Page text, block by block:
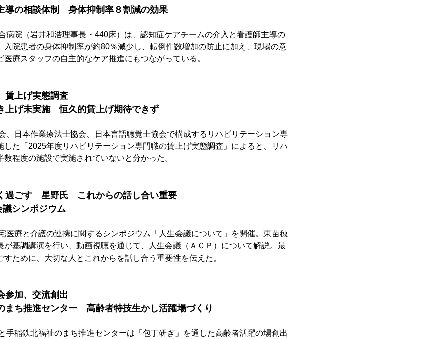
導の相談体制　身体抑制率８割減の効果
院（岩井和浩理事長・440床）は、認知症ケアチームの介入と看護師主導の
入院患者の身体抑制率が約80％減少し、転倒件数増加の防止に加え、現場の意
療スタッフの自主的なケア推進にもつながっている。
賃上げ実態調査
上げ未実施　恒久的賃上げ期待できず
日本作業療法士協会、日本言語聴覚士協会で構成するリハビリテーション専
した「2025年度リハビリテーション専門職の賃上げ実態調査」によると、リハ
程度の施設で実施されていないと分かった。
過ごす　星野氏　これからの話し合い重要
シンポジウム
療と介護の連携に関するシンポジウム「人生会議について」を開催。東苗穂
が基調講演を行い、動画視聴を通じて、人生会議（ＡＣＰ）について解説。最
ために、大切な人とこれからを話し合う重要性を伝えた。
参加、交流創出
まち推進センター　高齢者特技生かし活躍場づくり
稲鉄北福祉のまち推進センターは「包丁研ぎ」を通した高齢者活躍の場創出